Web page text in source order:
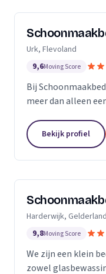
Urk, Flevoland
9,6Moving Score
Bij
meer dan alleen
om uw omgeving
Bekijk profiel
Harderwijk, Gelderland
9,8Moving Score
We zijn een klein
zowel